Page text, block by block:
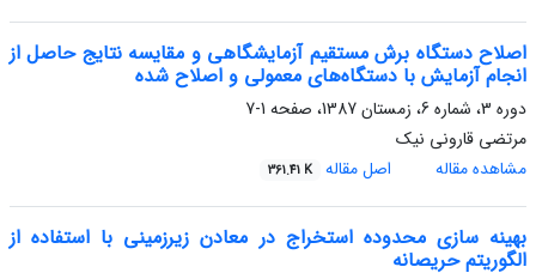
اصلاح دستگاه برش مستقیم آزمایشگاهی و مقایسه نتایج حاصل از
انجام آزمایش با دستگاه‌های معمولی و اصلاح شده
دوره 3، شماره 6، زمستان 1387، صفحه
1-7
مرتضی قارونی نیک
مشاهده مقاله
اصل مقاله 361.41 K
بهینه سازی محدوده استخراج در معادن زیرزمینی با استفاده از
الگوریتم حریصانه